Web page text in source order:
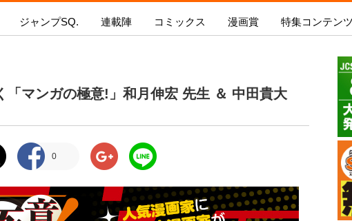
ジャンプSQ.
今号の内容を見る
電子版で購入
ジャンプSQ.とは？
ジャンプSQ.RISE
連載陣
るろうに剣心-明治剣客浪漫譚・北海道編-
カワイスギクライシス
戦奏教室
極楽街
ファントムバスターズ
コミックス
今月発売のコミックス
漫画賞
新人漫画賞SPARK
募集要項
ボイスコミック漫画賞 結
新人漫画賞SPARK
二代目年間王者決定!!
特集コンテンツ
ジャンプSQ.
青の祓魔師15
『新テニスの
る！！」「打
「マンガの極意!」和月伸宏 先生 ＆ 中田貴大
0